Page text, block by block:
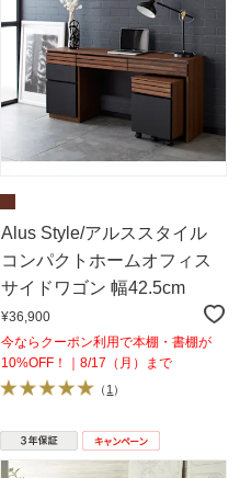
Alus Style/アルススタイル
コンパクトホームオフィス
サイドワゴン 幅42.5cm
¥36,900
今ならクーポン利用で本棚・書棚が
10%OFF！｜8/17（月）まで
（1）